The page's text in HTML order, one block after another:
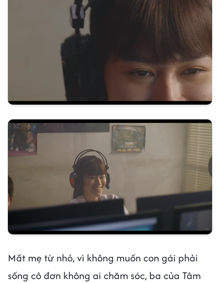
Mất mẹ từ nhỏ, vì không muốn con gái phải
sống cô đơn không ai chăm sóc, ba của Tâm